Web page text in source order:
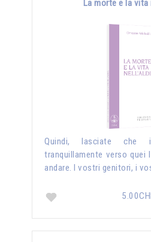
La morte e la
Quindi, lasciate che
tranquillamente verso quei
andare. I vostri genitori, i